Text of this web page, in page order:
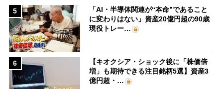
5
「AI・半導体関連が“本命”であること
に変わりはない」資産20億円超の90歳
現役トレー…
6
【キオクシア・ショック後に「株価倍
増」も期待できる注目銘柄5選】資産3
億円超・…